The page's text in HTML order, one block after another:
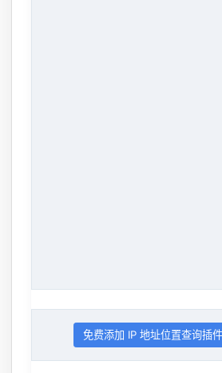
免费添加 IP 地址位置查询插